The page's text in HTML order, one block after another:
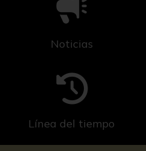
Noticias
Línea del tiempo